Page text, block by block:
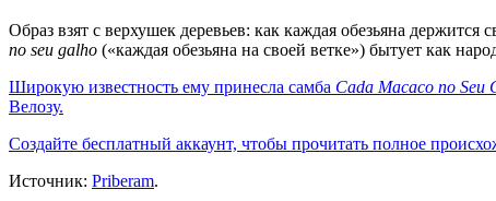
Образ взят с верхушек деревьев: как каждая обезьяна
no seu galho («каждая обезьяна на своей ветке») бытует как
Широкую известность ему принесла самба Cada Macaco no Seu
Велозу.
Создайте бесплатный аккаунт, чтобы прочитать полное
Источник: Priberam.